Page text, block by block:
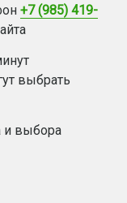
+7 (985) 419-
выбрать
и выбора